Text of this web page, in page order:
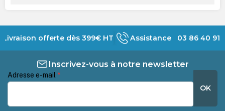
Livraison offerte dès 399€ HT Assistance 03 86 40 91
Inscrivez-vous à notre newsletter
Adresse e-mail *
OK